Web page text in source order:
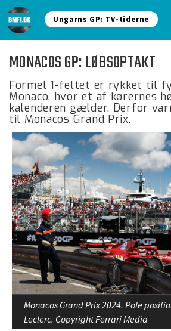
Ungarns GP: TV-tiderne
MONACOS GP: LØBSOPTAKT
Formel 1-feltet er rykket til
Monaco, hvor et af kørernes
kalenderen gælder. Derfor
til Monacos Grand Prix.
Monacos Grand Prix 2024. Pole
Leclerc. Copyright Ferrari Media